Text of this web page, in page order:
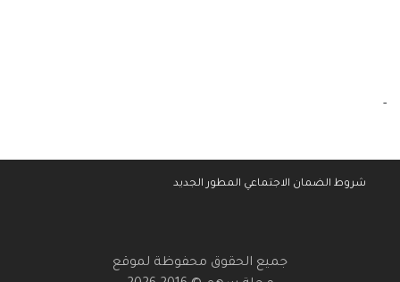
-
شروط الضمان الاجتماعي المطور الجديد
جميع الحقوق محفوظة لموقع